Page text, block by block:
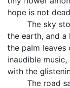
hope is not
The sky
the earth, and a
the palm
inaudible
with the
The road